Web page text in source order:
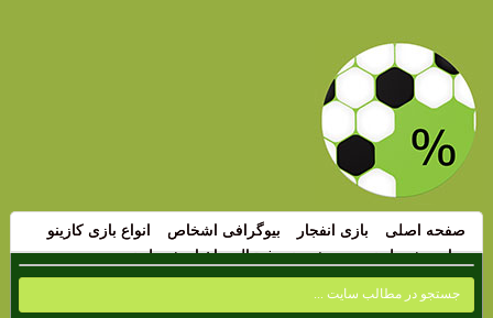
صفحه اصلی بازی انفجار بیوگرافی اشخاص
انواع بازی کازینو
سایت شرط بندی
پیش بینی فوتبال اخبار شرط بندی